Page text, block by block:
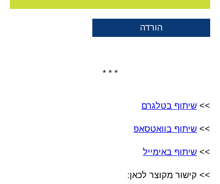
הורדה
* * *
>> שיתוף בטלגרם
>> שיתוף בוואטסאפ
>> שיתוף באימייל
>> קישור מקוצר לכאן: